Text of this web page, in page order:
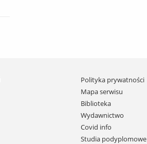
Pomiń
nawigację
i
przejdź
do
treści
Polityka prywatności
Mapa serwisu
Biblioteka
Wydawnictwo
Covid info
Studia podyplomowe